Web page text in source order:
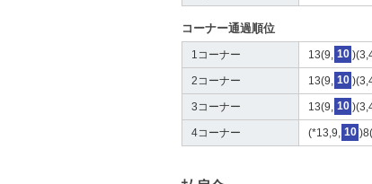
コーナー通過順位
1コーナー 13(9, 10
2コーナー 13(9, 10
3コーナー 13(9, 10
4コーナー (*13,9, 10